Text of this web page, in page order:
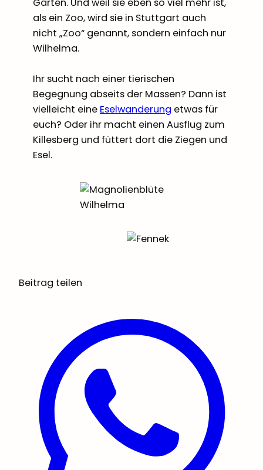
als ein Zoo, wird sie in Stuttgart auch
nicht „Zoo“ genannt, sondern einfach nur
Wilhelma.
Ihr sucht nach einer tierischen
Begegnung abseits der Massen? Dann ist
vielleicht eine Eselwanderung etwas für
euch? Oder ihr macht einen Ausflug zum
Killesberg und füttert dort die Ziegen und
Esel.
Beitrag teilen